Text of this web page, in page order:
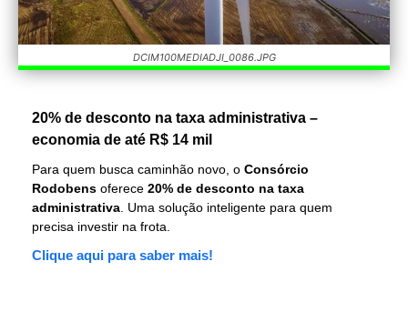
DCIM100MEDIADJI_0086.JPG
20% de desconto na taxa administrativa –
economia de até R$ 14 mil
Para quem busca caminhão novo, o Consórcio
Rodobens oferece 20% de desconto na taxa
administrativa . Uma solução inteligente para quem
precisa investir na frota.
Clique aqui para saber mais!